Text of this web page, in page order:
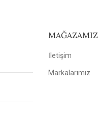
MAĞAZAMIZ
İletişim
Markalarımız